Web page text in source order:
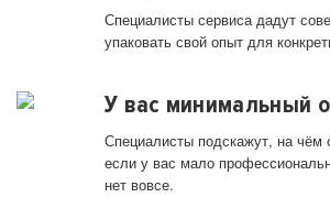
Специалисты сервиса дадут
упаковать свой опыт для
У вас минимальный
Специалисты подскажут, на чём
если у вас мало
нет вовсе.